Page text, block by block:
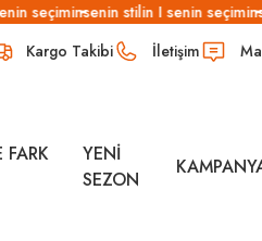
seçiminsenin stilin I senin seçimin
Kargo Takibi İletişim
FARK
YENİ
SEZON